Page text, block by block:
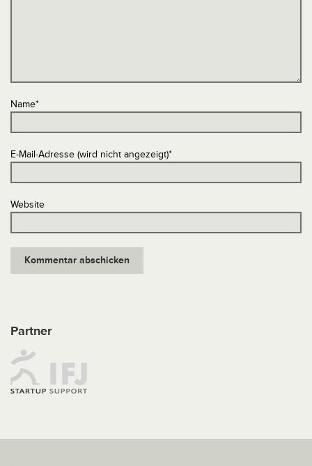
Name*
E-Mail-Adresse (wird nicht angezeigt)*
Website
Partner